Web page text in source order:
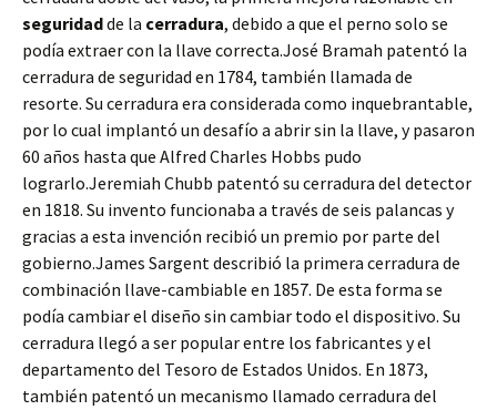
seguridadde la cerradura, debido a que el perno solo se
podía extraer con la llave correcta.José Bramah patentó la
cerradura de seguridad en 1784, también llamada de
resorte. Su cerradura era considerada como inquebrantable,
por lo cual implantó un desafío a abrir sin la llave, y pasaron
60 años hasta que Alfred Charles Hobbs pudo
lograrlo.Jeremiah Chubb patentó su cerradura del detector
en 1818. Su invento funcionaba a través de seis palancas y
gracias a esta invención recibió un premio por parte del
gobierno.James Sargent describió la primera cerradura de
combinación llave-cambiable en 1857. De esta forma se
podía cambiar el diseño sin cambiar todo el dispositivo. Su
cerradura llegó a ser popular entre los fabricantes y el
departamento del Tesoro de Estados Unidos. En 1873,
también patentó un mecanismo llamado cerradura del